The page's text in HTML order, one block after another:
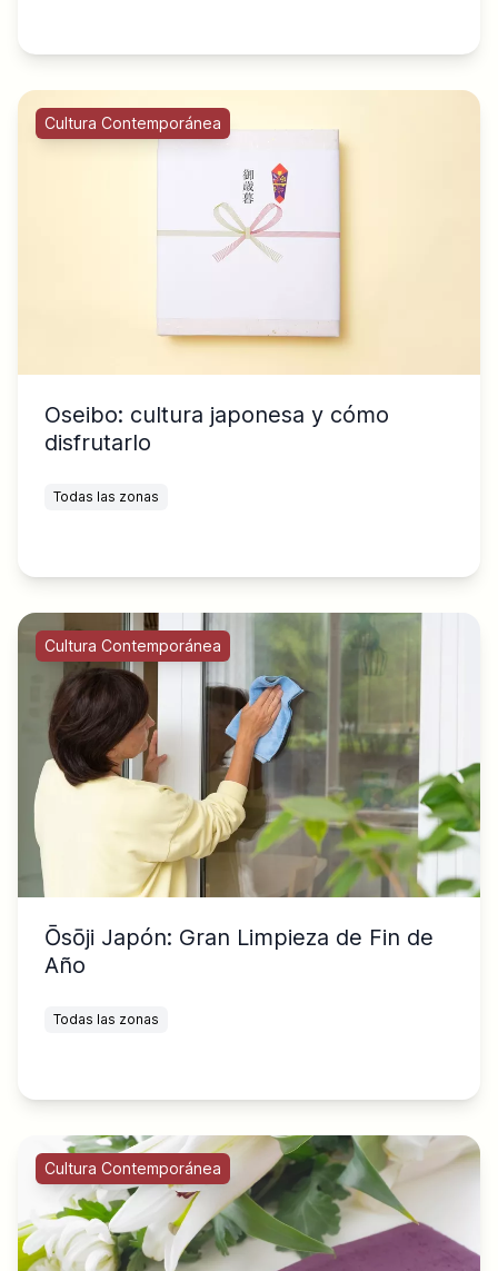
Cultura Contemporánea
Oseibo: cultura japonesa y cómo
disfrutarlo
Todas las zonas
Cultura Contemporánea
Ōsōji Japón: Gran Limpieza de Fin de
Año
Todas las zonas
Cultura Contemporánea